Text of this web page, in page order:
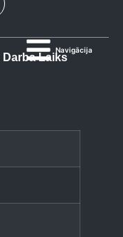
Navigācija
Laiks